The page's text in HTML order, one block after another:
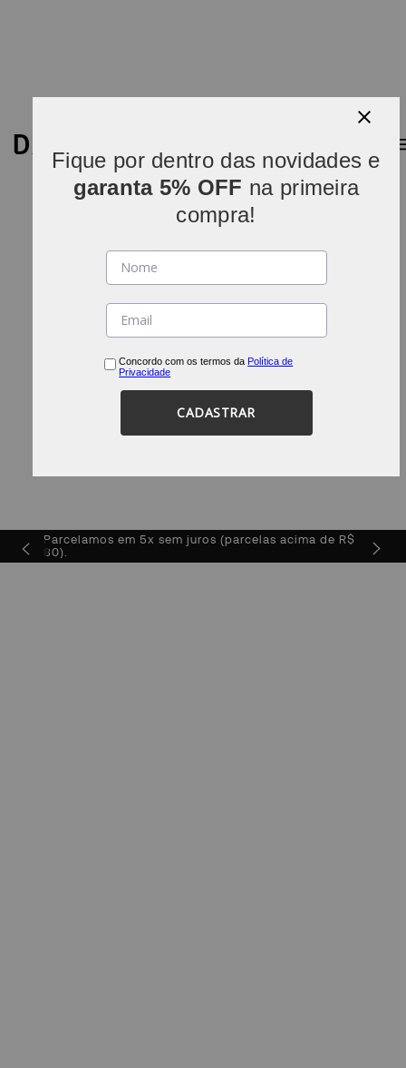
Parcelamos em 5x sem juros (parcelas acima de R$
80).
Fique por dentro das novidades e
garanta 5% OFF na primeira
compra!
Concordo com os termos da Política de
Privacidade
CADASTRAR